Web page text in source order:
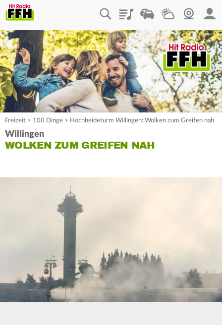
PlaylistStaupilotWetterWebcam
Freizeit > 100 Dinge > Hochheideturm Willingen: Wolken zum Greifen nah
Willingen
WOLKEN ZUM GREIFEN NAH